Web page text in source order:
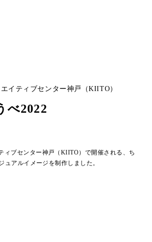
べ2022
イティブセンター神戸（KIITO）
ィブセンター神戸（KIITO）で開催される、ち
ュアルイメージを制作しました。